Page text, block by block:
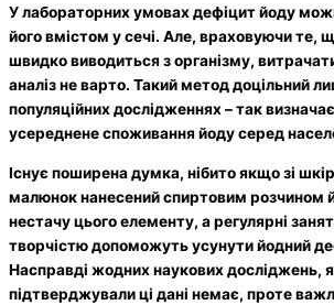
У лабораторних умовах дефіцит йоду
його вмістом у сечі. Але, враховуючи те,
швидко виводиться з організму,
аналіз не варто. Такий метод доцільний
популяційних дослідженнях – так
усереднене споживання йоду серед
Існує поширена думка, нібито якщо зі
малюнок нанесений спиртовим розчином
нестачу цього елементу, а регулярні
творчістю допоможуть усунути йодний
Насправді жодних наукових досліджень,
підтверджували ці дані немає, проте